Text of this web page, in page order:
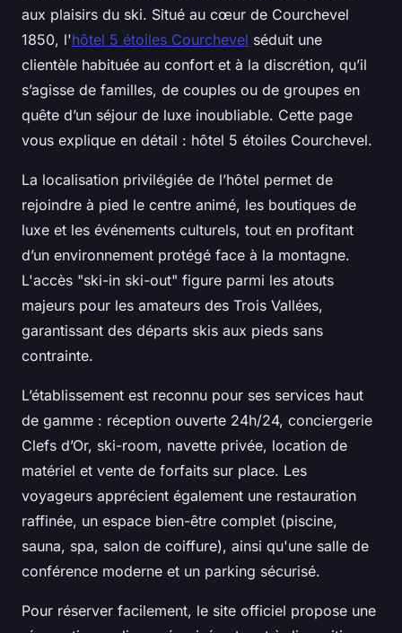
aux plaisirs du ski. Situé au cœur de Courchevel
1850, l'hôtel 5 étoiles Courchevel séduit une
clientèle habituée au confort et à la discrétion, qu’il
s’agisse de familles, de couples ou de groupes en
quête d’un séjour de luxe inoubliable. Cette page
vous explique en détail : hôtel 5 étoiles Courchevel.
La localisation privilégiée de l’hôtel permet de
rejoindre à pied le centre animé, les boutiques de
luxe et les événements culturels, tout en profitant
d’un environnement protégé face à la montagne.
L'accès "ski-in ski-out" figure parmi les atouts
majeurs pour les amateurs des Trois Vallées,
garantissant des départs skis aux pieds sans
contrainte.
L’établissement est reconnu pour ses services haut
de gamme : réception ouverte 24h/24, conciergerie
Clefs d’Or, ski-room, navette privée, location de
matériel et vente de forfaits sur place. Les
voyageurs apprécient également une restauration
raffinée, un espace bien-être complet (piscine,
sauna, spa, salon de coiffure), ainsi qu'une salle de
conférence moderne et un parking sécurisé.
Pour réserver facilement, le site officiel propose une